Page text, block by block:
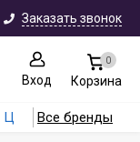
Заказать звонок
Вход
0
Корзина
Ц Все бренды